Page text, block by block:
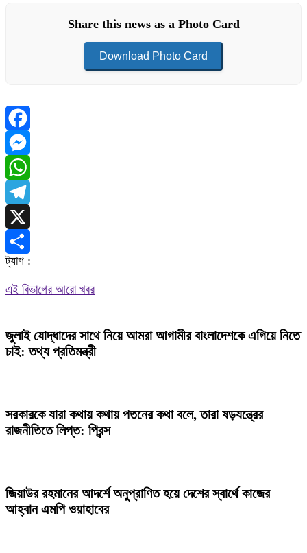
Share this news as a Photo Card
Download Photo Card
Facebook
Messenger
WhatsApp
Telegram
X
Share
ট্যাগ :
এই বিভাগের আরো খবর
জুলাই যোদ্ধাদের সাথে নিয়ে আমরা আগামীর বাংলাদেশকে এগিয়ে নিতে
চাই: তথ্য প্রতিমন্ত্রী
সরকারকে যারা কথায় কথায় পতনের কথা বলে, তারা ষড়যন্ত্রের
রাজনীতিতে লিপ্ত: প্রিন্স
জিয়াউর রহমানের আদর্শে অনুপ্রাণিত হয়ে দেশের স্বার্থে কাজের
আহ্বান এমপি ওয়াহাবের